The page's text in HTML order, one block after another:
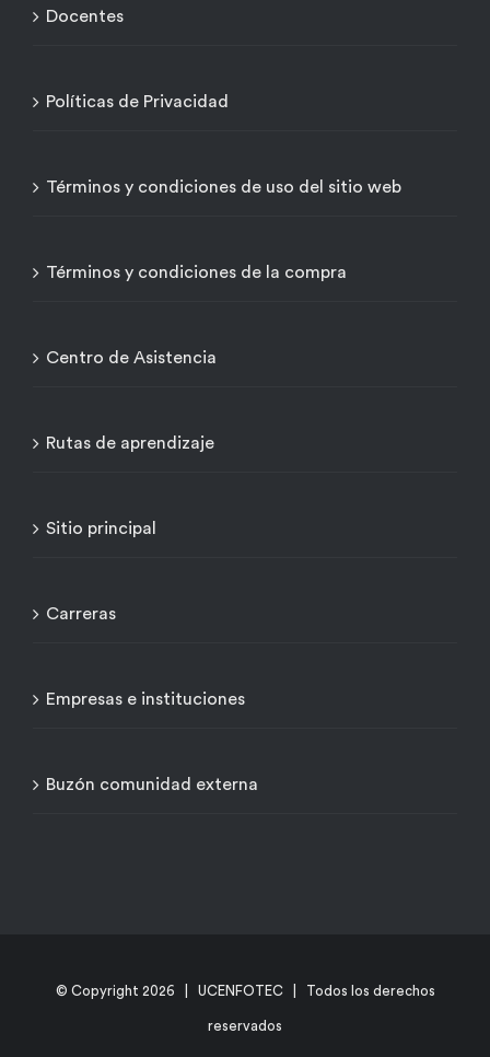
Docentes
Políticas de Privacidad
Términos y condiciones de uso del sitio web
Términos y condiciones de la compra
Centro de Asistencia
Rutas de aprendizaje
Sitio principal
Carreras
Empresas e instituciones
Buzón comunidad externa
© Copyright 2026 | UCENFOTEC | Todos los derechos
reservados